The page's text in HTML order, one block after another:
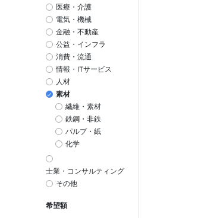
医療・介護
電気・機械
金融・不動産
公益・インフラ
消費・流通
情報・ITサービス
人材
素材
繊維・素材
鉄鋼・非鉄
パルプ・紙
化学
士業・コンサルティング
その他
希望額